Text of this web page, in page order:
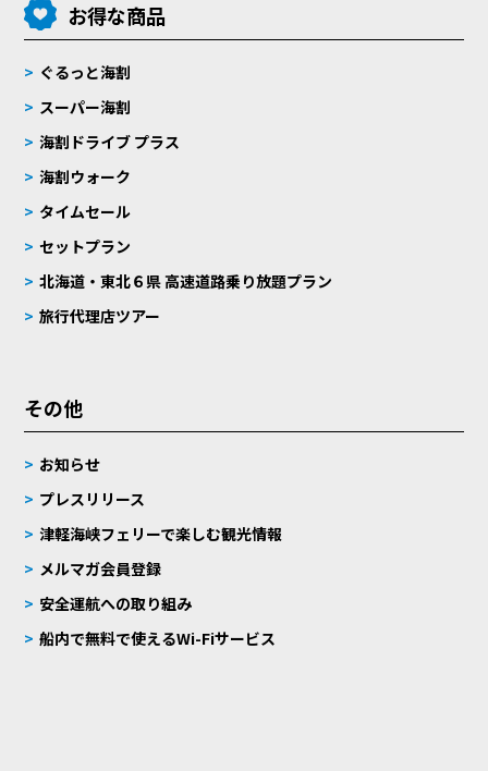
お得な商品
ぐるっと海割
スーパー海割
海割ドライブ プラス
海割ウォーク
タイムセール
セットプラン
北海道・東北６県 高速道路乗り放題プラン
旅行代理店ツアー
その他
お知らせ
プレスリリース
津軽海峡フェリーで楽しむ観光情報
メルマガ会員登録
安全運航への取り組み
船内で無料で使えるWi-Fiサービス